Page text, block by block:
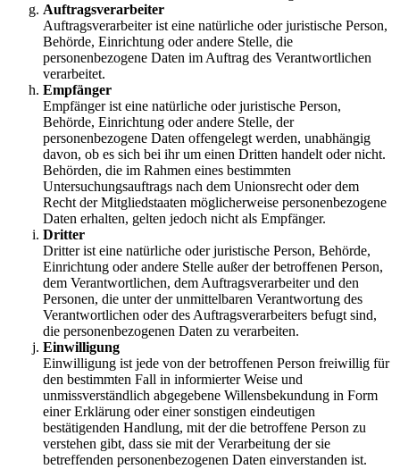
Auftragsverarbeiter
Auftragsverarbeiter ist eine natürliche oder juristische Person,
Behörde, Einrichtung oder andere Stelle, die
personenbezogene Daten im Auftrag des Verantwortlichen
verarbeitet.
Empfänger
Empfänger ist eine natürliche oder juristische Person,
Behörde, Einrichtung oder andere Stelle, der
personenbezogene Daten offengelegt werden, unabhängig
davon, ob es sich bei ihr um einen Dritten handelt oder nicht.
Behörden, die im Rahmen eines bestimmten
Untersuchungsauftrags nach dem Unionsrecht oder dem
Recht der Mitgliedstaaten möglicherweise personenbezogene
Daten erhalten, gelten jedoch nicht als Empfänger.
Dritter
Dritter ist eine natürliche oder juristische Person, Behörde,
Einrichtung oder andere Stelle außer der betroffenen Person,
dem Verantwortlichen, dem Auftragsverarbeiter und den
Personen, die unter der unmittelbaren Verantwortung des
Verantwortlichen oder des Auftragsverarbeiters befugt sind,
die personenbezogenen Daten zu verarbeiten.
Einwilligung
Einwilligung ist jede von der betroffenen Person freiwillig für
den bestimmten Fall in informierter Weise und
unmissverständlich abgegebene Willensbekundung in Form
einer Erklärung oder einer sonstigen eindeutigen
bestätigenden Handlung, mit der die betroffene Person zu
verstehen gibt, dass sie mit der Verarbeitung der sie
betreffenden personenbezogenen Daten einverstanden ist.